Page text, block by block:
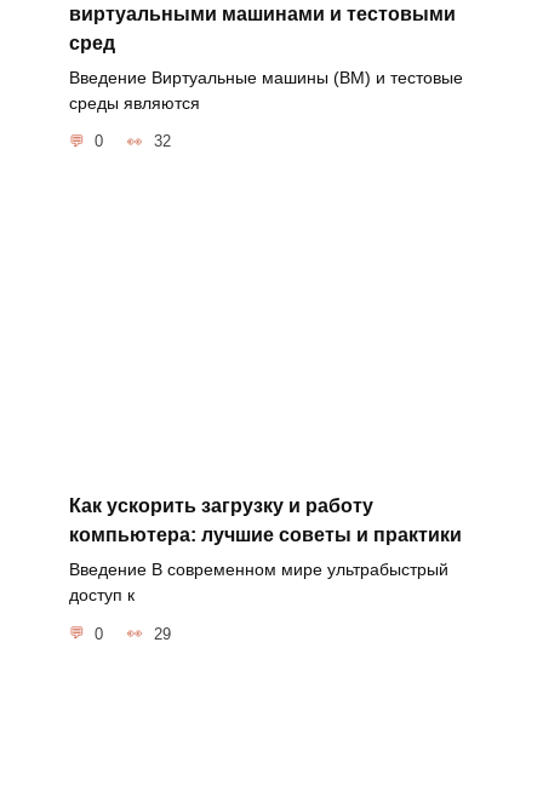
виртуальными машинами и тестовыми
сред
Введение Виртуальные машины (ВМ) и тестовые
среды являются
0 32
Как ускорить загрузку и работу
компьютера: лучшие советы и практики
Введение В современном мире ультрабыстрый
доступ к
0 29